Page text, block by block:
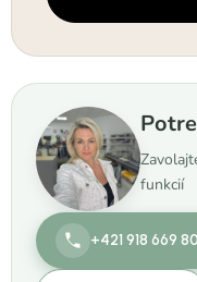
funkcií
+421 918 669